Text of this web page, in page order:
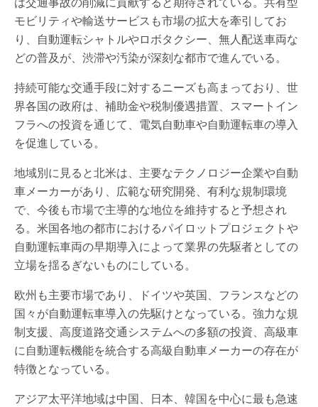
モビリティや輸送サービスも市場の拡大を牽引してお
り、自動運転シャトルやロボタクシー、無人配送車両な
どの普及が、渋滞や汚染が深刻な都市で進んでいる。
持続可能な交通手段に対するニーズも高まっており、世
界各国の政府は、補助金や税制優遇措置、スマートイン
フラへの投資を通じて、電気自動車や自動運転車の導入
を促進している。
地域別に見ると北米は、主要なテクノロジー企業や自動
車メーカーがあり、広範な研究開発、有利な規制環境
で、今後も市場で主導的な地位を維持すると予想され
る。米国各地の都市におけるパイロットプロジェクトや
自動運転車両の早期導入によって業界の先駆者としての
立場を揺るぎないものにしている。
欧州も主要市場であり、ドイツや英国、フランスなどの
国々が自動運転車導入の先駆けとなっている。強力な規
制支援、高度道路交通システムへの多額の投資、高級車
に自動運転機能を統合する高級自動車メーカーの存在が
特徴となっている。
アジア太平洋地域は中国、日本、韓国を中心に最も急速